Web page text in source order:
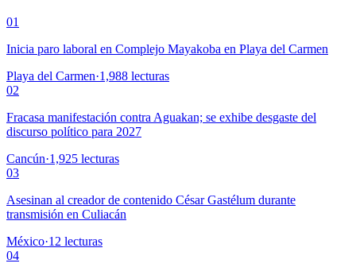
01
Inicia paro laboral en Complejo Mayakoba en Playa del Carmen
Playa del Carmen·1,988 lecturas
02
Fracasa manifestación contra Aguakan; se exhibe desgaste del
discurso político para 2027
Cancún·1,925 lecturas
03
Asesinan al creador de contenido César Gastélum durante
transmisión en Culiacán
México·12 lecturas
04